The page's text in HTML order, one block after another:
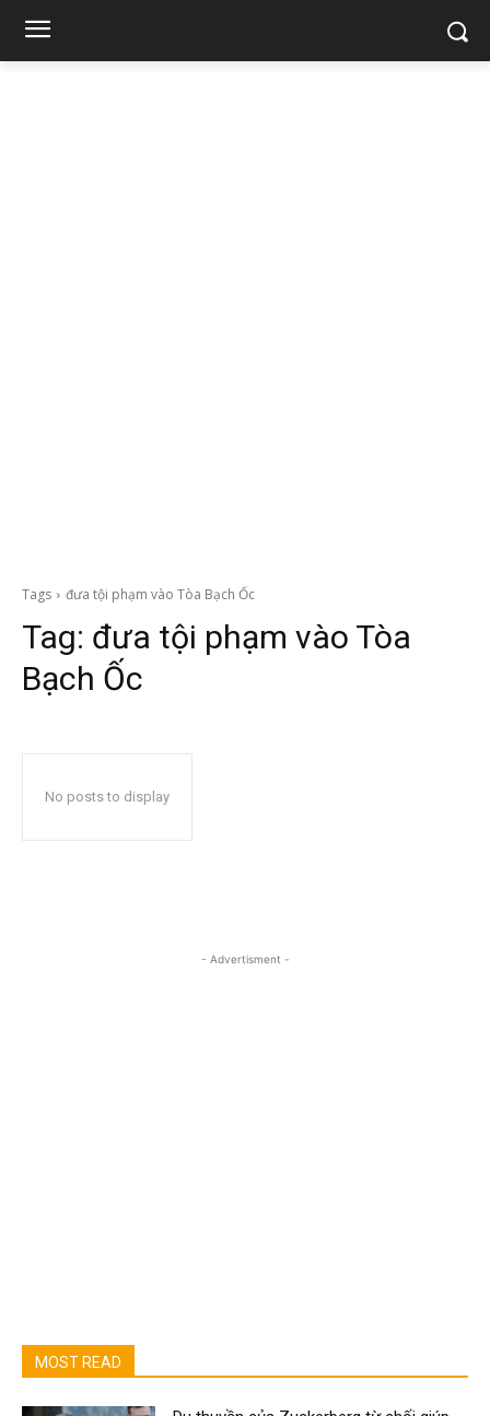
Tags đưa tội phạm vào Tòa Bạch Ốc
Tag: đưa tội phạm vào Tòa
Bạch Ốc
No posts to display
- Advertisment -
MOST READ